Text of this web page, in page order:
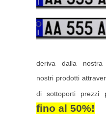
deriva dalla
nostri prodotti
di sottoporti prezzi
fino al 50%!